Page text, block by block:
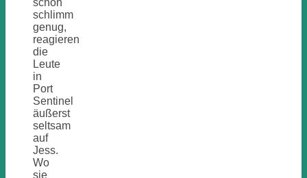
schlimm
genug,
reagieren
die
Leute
in
Port
Sentinel
äußerst
seltsam
auf
Jess.
Wo
sie